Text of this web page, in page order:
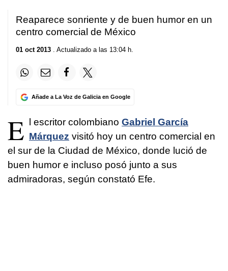
Reaparece sonriente y de buen humor en un
centro comercial de México
01 oct 2013 . Actualizado a las 13:04 h.
Añade a La Voz de Galicia en Google
E l escritor colombiano Gabriel García
Márquez visitó hoy un centro comercial en
el sur de la Ciudad de México, donde lució de
buen humor e incluso posó junto a sus
admiradoras, según constató Efe.